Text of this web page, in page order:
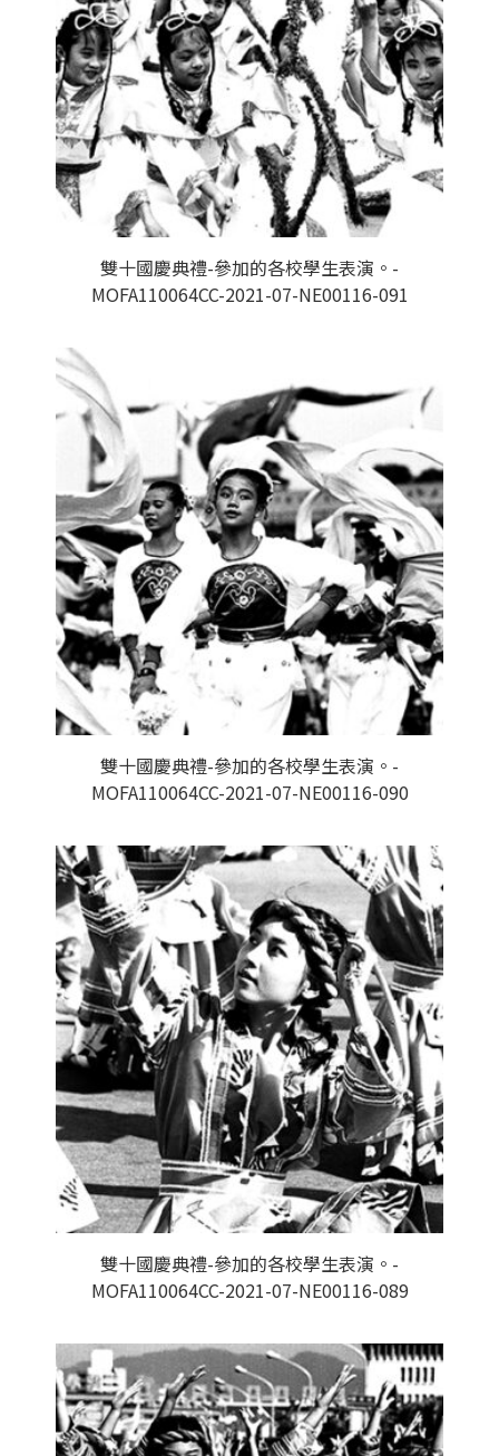
雙十國慶典禮-參加的各校學生表演。-
MOFA110064CC-2021-07-NE00116-091
雙十國慶典禮-參加的各校學生表演。-
MOFA110064CC-2021-07-NE00116-090
雙十國慶典禮-參加的各校學生表演。-
MOFA110064CC-2021-07-NE00116-089